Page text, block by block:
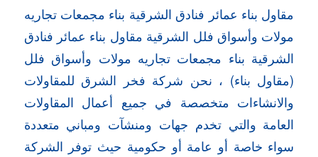
مقاول بناء عمائر فنادق الشرقية بناء مجمعات تجاريه
مولات وأسواق فلل الشرقية مقاول بناء عمائر فنادق
الشرقية بناء مجمعات تجاريه مولات وأسواق فلل
(مقاول بناء) ، نحن شركة فخر الشرق للمقاولات
والانشاءات متخصصة في جميع أعمال المقاولات
العامة والتي تخدم جهات ومنشآت ومباني متعددة
سواء خاصة أو عامة أو حكومية حيث توفر الشركة